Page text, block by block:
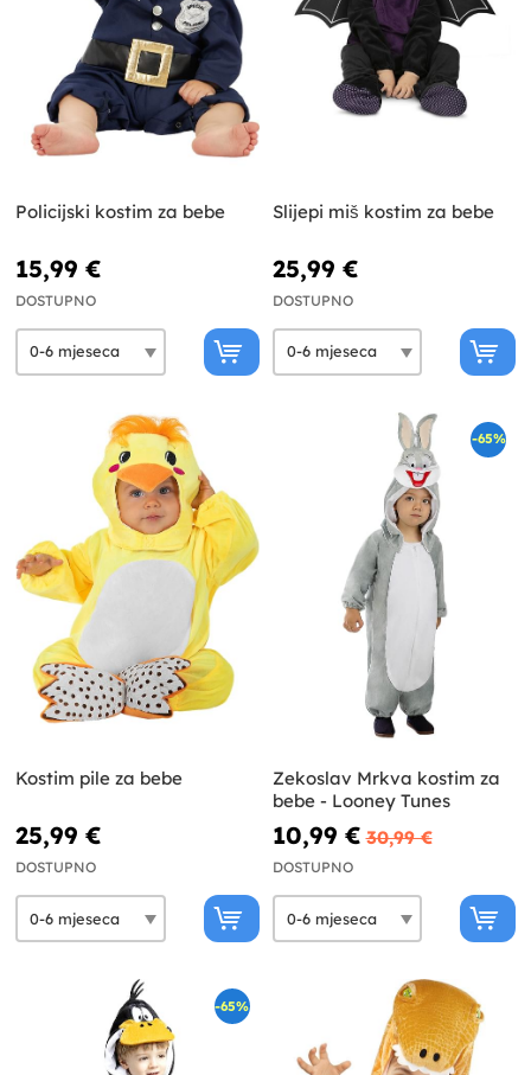
Policijski kostim za bebe
15,99 €
DOSTUPNO
Slijepi miš kostim za bebe
25,99 €
DOSTUPNO
Kostim pile za bebe
25,99 €
DOSTUPNO
-65%
Zekoslav Mrkva kostim za
bebe - Looney Tunes
10,99 € 30,99 €
DOSTUPNO
-65%